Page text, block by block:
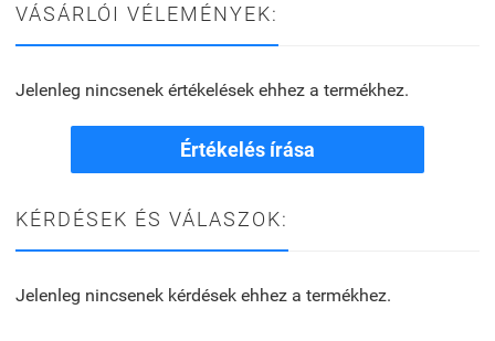
VÁSÁRLÓI VÉLEMÉNYEK:
Jelenleg nincsenek értékelések ehhez a termékhez.
Értékelés írása
KÉRDÉSEK ÉS VÁLASZOK:
Jelenleg nincsenek kérdések ehhez a termékhez.